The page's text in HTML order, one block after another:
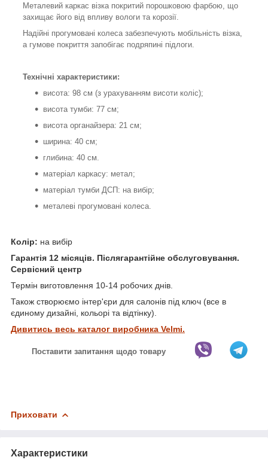
Металевий каркас візка покритий порошковою фарбою, що
захищає його від впливу вологи та корозії.
Надійні прогумовані колеса забезпечують мобільність візка,
а гумове покриття запобігає подряпині підлоги.
Технічні характеристики:
висота: 98 см (з урахуванням висоти коліс);
висота тумби: 77 см;
висота органайзера: 21 см;
ширина: 40 см;
глибина: 40 см.
матеріал каркасу: метал;
матеріал тумби ДСП: на вибір;
металеві прогумовані колеса.
Колір: на вибір
Гарантія 12 місяців. Післягарантійне обслуговування.
Сервісний центр
Термін виготовлення 10-14 робочих днів.
Також створюємо інтер'єри для салонів під ключ (все в
єдиному дизайні, кольорі та відтінку).
Дивитись весь каталог виробника Velmi.
Поставити запитання щодо товару
Приховати
Характеристики